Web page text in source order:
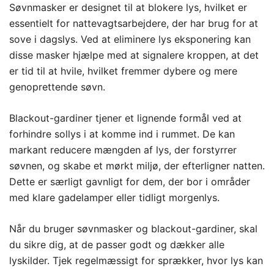
Søvnmasker er designet til at blokere lys, hvilket er
essentielt for nattevagtsarbejdere, der har brug for at
sove i dagslys. Ved at eliminere lys eksponering kan
disse masker hjælpe med at signalere kroppen, at det
er tid til at hvile, hvilket fremmer dybere og mere
genoprettende søvn.
Blackout-gardiner tjener et lignende formål ved at
forhindre sollys i at komme ind i rummet. De kan
markant reducere mængden af lys, der forstyrrer
søvnen, og skabe et mørkt miljø, der efterligner natten.
Dette er særligt gavnligt for dem, der bor i områder
med klare gadelamper eller tidligt morgenlys.
Når du bruger søvnmasker og blackout-gardiner, skal
du sikre dig, at de passer godt og dækker alle
lyskilder. Tjek regelmæssigt for sprækker, hvor lys kan